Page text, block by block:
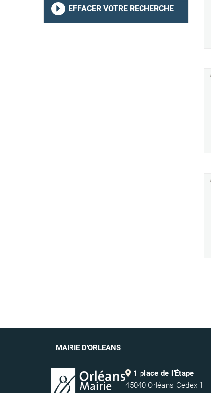
EFFACER VOTRE RECHERCHE
MAIRIE D'ORLEANS
1 place de l'Étape
45040 Orléans Cedex 1